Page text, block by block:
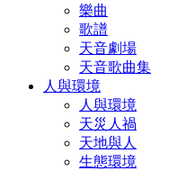
樂曲
歌譜
天音劇場
天音歌曲集
人與環境
人與環境
天災人禍
天地與人
生態環境